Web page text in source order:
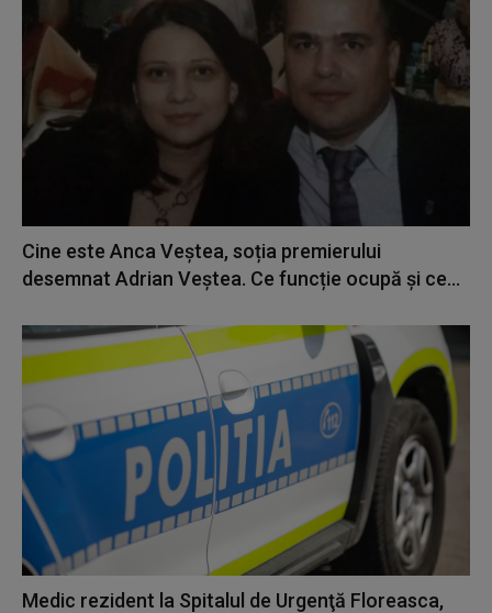
Cine este Anca Veștea, soția premierului
desemnat Adrian Veștea. Ce funcție ocupă și ce...
Medic rezident la Spitalul de Urgenţă Floreasca,